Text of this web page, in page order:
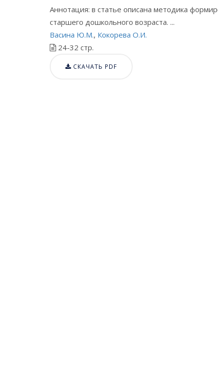
Аннотация: в статье описана методика
старшего дошкольного возраста. ...
Васина Ю.М., Кокорева О.И.
24-32 стр.
СКАЧАТЬ PDF